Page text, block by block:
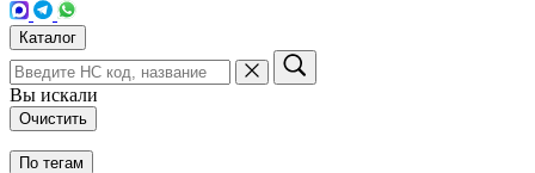
Каталог
Вы искали
Очистить
По тегам